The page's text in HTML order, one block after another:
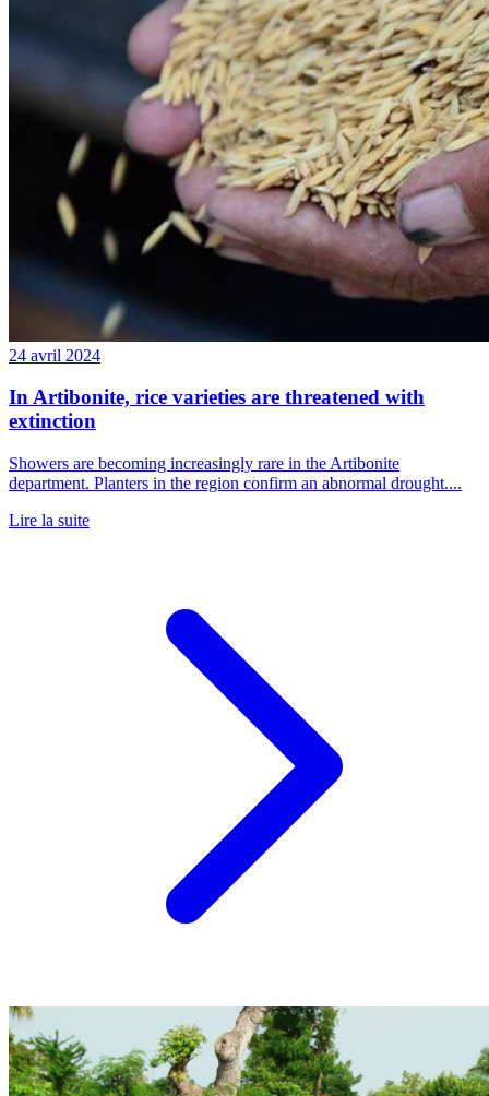
24 avril 2024
In Artibonite, rice varieties are threatened with
extinction
Showers are becoming increasingly rare in the Artibonite
department. Planters in the region confirm an abnormal drought....
Lire la suite